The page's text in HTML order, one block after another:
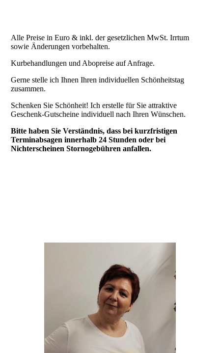
Alle Preise in Euro & inkl. der gesetzlichen MwSt. Irrtum
sowie Änderungen vorbehalten.
Kurbehandlungen und Abopreise auf Anfrage.
Gerne stelle ich Ihnen Ihren individuellen Schönheitstag
zusammen.
Schenken Sie Schönheit! Ich erstelle für Sie attraktive
Geschenk-Gutscheine individuell nach Ihren Wünschen.
Bitte haben Sie Verständnis, dass bei kurzfristigen
Terminabsagen innerhalb 24 Stunden oder bei
Nichterscheinen Stornogebühren anfallen.